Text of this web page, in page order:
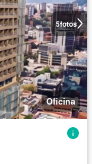
5fotos
Oficina